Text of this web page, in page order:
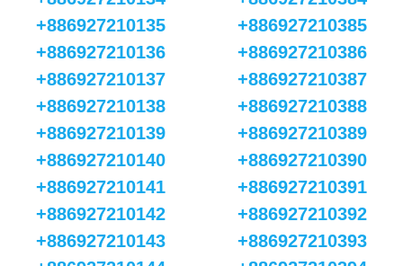
+886927210135
+886927210136
+886927210137
+886927210138
+886927210139
+886927210140
+886927210141
+886927210142
+886927210143
+886927210385
+886927210386
+886927210387
+886927210388
+886927210389
+886927210390
+886927210391
+886927210392
+886927210393